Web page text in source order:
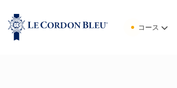
コース